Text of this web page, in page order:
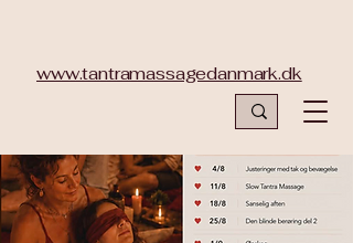
www.tantramassagedanmark.dk